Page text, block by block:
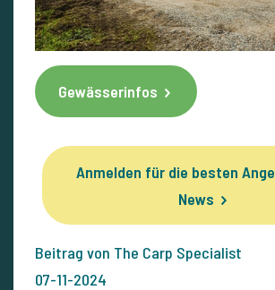
Gewässerinfos
Anmelden für die besten
News
Beitrag von The Carp Specialist
07-11-2024